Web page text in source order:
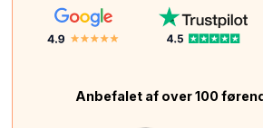
Anbefalet af over 100